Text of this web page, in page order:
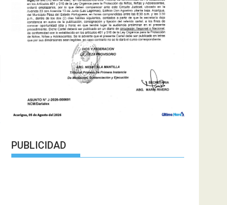
PUBLICIDAD